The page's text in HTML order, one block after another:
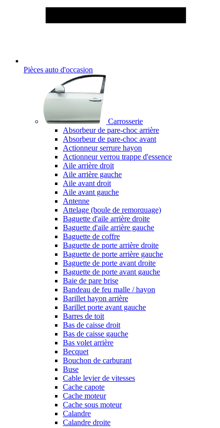
Pièces auto d'occasion
Carrosserie
Absorbeur de pare-choc arrière
Absorbeur de pare-choc avant
Actionneur serrure hayon
Actionneur verrou trappe d'essence
Aile arrière droit
Aile arrière gauche
Aile avant droit
Aile avant gauche
Antenne
Attelage (boule de remorquage)
Baguette d'aile arrière droite
Baguette d'aile arrière gauche
Baguette de coffre
Baguette de porte arrière droite
Baguette de porte arrière gauche
Baguette de porte avant droite
Baguette de porte avant gauche
Baie de pare brise
Bandeau de feu malle / hayon
Barillet hayon arrière
Barillet porte avant gauche
Barres de toit
Bas de caisse droit
Bas de caisse gauche
Bas volet arrière
Becquet
Bouchon de carburant
Buse
Cable levier de vitesses
Cache capote
Cache moteur
Cache sous moteur
Calandre
Calandre droite